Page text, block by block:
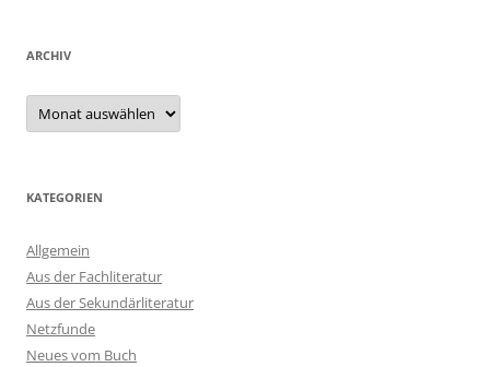
ARCHIV
Archiv
KATEGORIEN
Allgemein
Aus der Fachliteratur
Aus der Sekundärliteratur
Netzfunde
Neues vom Buch